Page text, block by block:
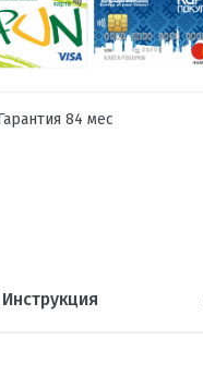
84 мес
Инструкция